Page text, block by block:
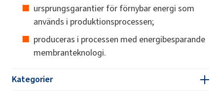
ursprungsgarantier för förnybar energi som
används i produktionsprocessen;
produceras i processen med energibesparande
membranteknologi.
Kategorier